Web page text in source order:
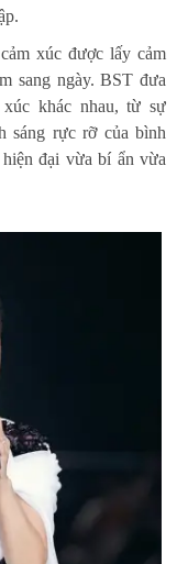
xúc được lấy cảm
sang ngày. BST đưa
khác nhau, từ sự
sáng rực rỡ của bình
đại vừa bí ẩn vừa